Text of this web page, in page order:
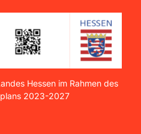
Hessen im Rahmen des
2023-2027